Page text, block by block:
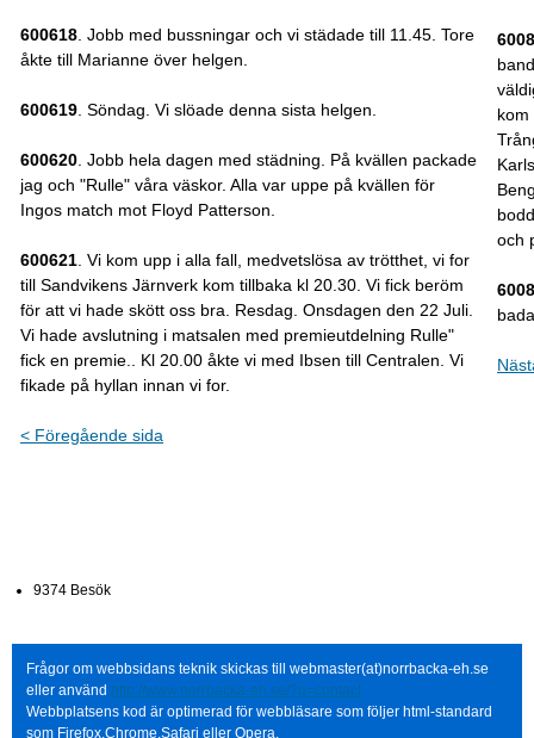
600618 . Jobb med bussningar och vi städade till 11.45. Tore
åkte till Marianne över helgen.
600619 . Söndag. Vi slöade denna sista helgen.
600620 . Jobb hela dagen med städning. På kvällen packade
jag och "Rulle" våra väskor. Alla var uppe på kvällen för
Ingos match mot Floyd Patterson.
600621 . Vi kom upp i alla fall, medvetslösa av trötthet, vi for
till Sandvikens Järnverk kom tillbaka kl 20.30. Vi fick beröm
för att vi hade skött oss bra. Resdag. Onsdagen den 22 Juli.
Vi hade avslutning i matsalen med premieutdelning Rulle"
fick en premie.. Kl 20.00 åkte vi med Ibsen till Centralen. Vi
fikade på hyllan innan vi for.
< Föregående sida
kom
och
9374 Besök
Frågor om webbsidans teknik skickas till webmaster(at)norrbacka-eh.se
eller använd http://www.norrbacka-eh.se/?q=contact
Webbplatsens kod är optimerad för webbläsare som följer html-standard
som Firefox,Chrome,Safari eller Opera.